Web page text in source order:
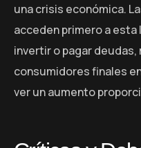
una crisis económica.
acceden primero a
invertir o pagar
consumidores finales
ver un aumento